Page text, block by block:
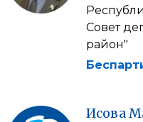
Совет
район"
Исова